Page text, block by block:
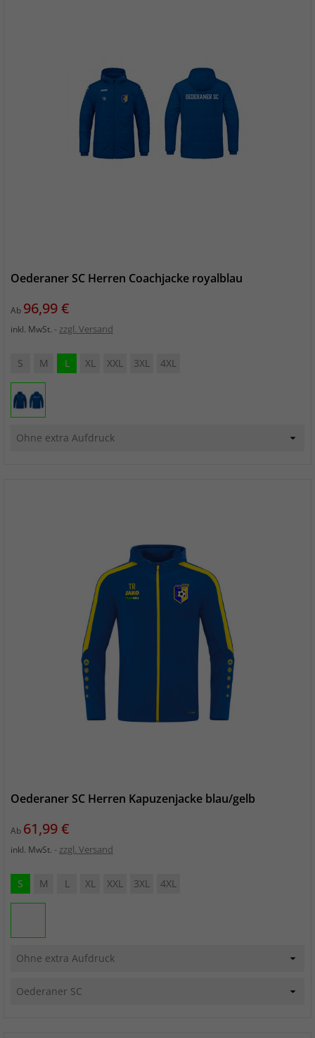
Oederaner SC Herren Coachjacke royalblau
Ab Preis
96,99 €
inkl. MwSt. zzgl. Versand
S M L XL XXL 3XL 4XL
Oederaner SC Herren Kapuzenjacke blau/gelb
Ab Preis
61,99 €
inkl. MwSt. zzgl. Versand
S M L XL XXL 3XL 4XL